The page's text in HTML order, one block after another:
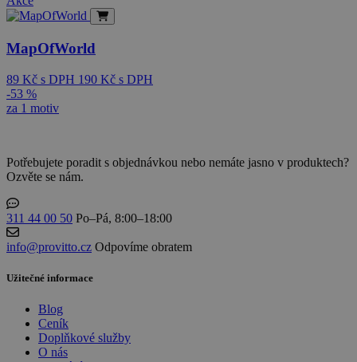
MapOfWorld
89 Kč s DPH 190 Kč s DPH
-53 %
za 1 motiv
Potřebujete poradit s objednávkou nebo nemáte jasno v produktech?
Ozvěte se nám.
311 44 00 50 Po–Pá, 8:00–18:00
info@provitto.cz Odpovíme obratem
Užitečné informace
Blog
Ceník
Doplňkové služby
O nás